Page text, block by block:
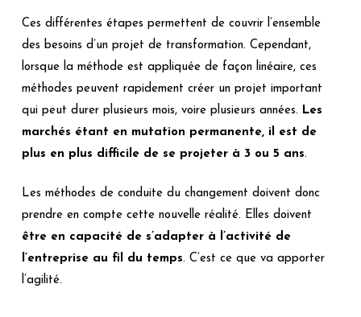
Ces différentes étapes permettent de couvrir l’ensemble
des besoins d’un projet de transformation. Cependant,
lorsque la méthode est appliquée de façon linéaire, ces
méthodes peuvent rapidement créer un projet important
qui peut durer plusieurs mois, voire plusieurs années. Les
marchés étant en mutation permanente, il est de
plus en plus difficile de se projeter à 3 ou 5 ans.
Les méthodes de conduite du changement doivent donc
prendre en compte cette nouvelle réalité. Elles doivent
être en capacité de s’adapter à l’activité de
l’entreprise au fil du temps. C’est ce que va apporter
l’agilité.